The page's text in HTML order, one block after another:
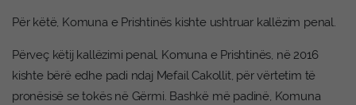
Për këtë, Komuna e Prishtinës kishte ushtruar kallëzim penal.
Përveç këtij kallëzimi penal, Komuna e Prishtinës, në 2016
kishte bërë edhe padi ndaj Mefail Cakollit, për vërtetim të
pronësisë se tokës në Gërmi. Bashkë më padinë, Komuna